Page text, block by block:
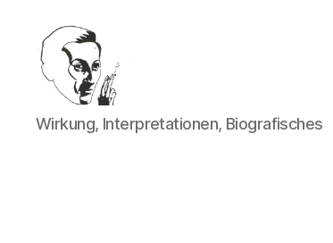
Walter
Mehring
Wirkung, Interpretationen, Biografisches